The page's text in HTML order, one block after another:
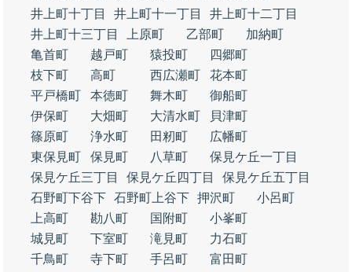
井上町十丁目
井上町十一丁目
井上町十二丁目
井上町十三丁目
上原町 乙部町
加納町
亀首町
越戸町 猿投町
四郷町
枝下町
高町 西広瀬町
花本町
平戸橋町
本徳町 舞木町
御船町
伊保町
大畑町 大清水町
貝津町
篠原町
浄水町 田籾町
広幡町
東保見町
保見町 八草町
保見ケ丘一丁目
保見ケ丘三丁目
保見ケ丘四丁目
保見ケ丘五丁目
石野町下谷下 石野町上谷下 押沢町
小呂町
上高町
勘八町 国附町
小峯町
城見町
下室町 滝見町
力石町
千鳥町
寺下町 手呂町 富田町